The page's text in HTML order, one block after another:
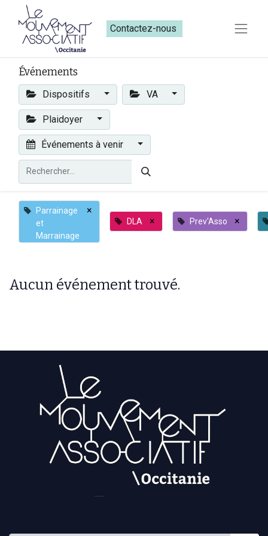
Contactez-nous​​
Événements
Dispositifs VA
Plaidoyer
Événements à venir
Parrainage
et
Marrainage
×
DLA × Prev'Asso ×
Aucun événement trouvé.